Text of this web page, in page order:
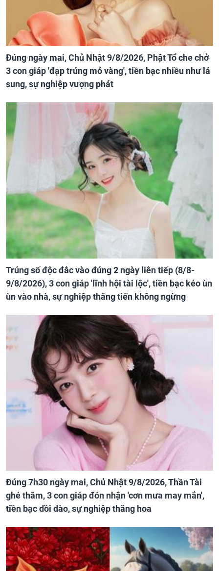
Đúng ngày mai, Chủ Nhật 9/8/2026, Phật Tổ che chở
3 con giáp 'đạp trúng mỏ vàng', tiền bạc nhiều như lá
sung, sự nghiệp vượng phát
Trúng số độc đắc vào đúng 2 ngày liên tiếp (8/8-
9/8/2026), 3 con giáp 'lĩnh hội tài lộc', tiền bạc kéo ùn
ùn vào nhà, sự nghiệp thăng tiến không ngừng
Đúng 7h30 ngày mai, Chủ Nhật 9/8/2026, Thần Tài
ghé thăm, 3 con giáp đón nhận 'cơn mưa may mắn',
tiền bạc dồi dào, sự nghiệp thăng hoa